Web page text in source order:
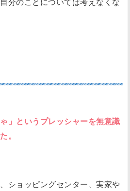
分のことについては考えなくな
」というプレッシャーを無意識
。
ショッピングセンター、実家や